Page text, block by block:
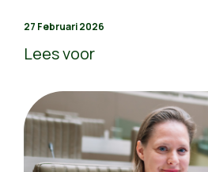
27 Februari 2026
Lees voor